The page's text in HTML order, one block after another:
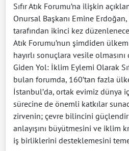
Sıfır Atık Forumu’na ilişkin
Onursal Başkanı Emine Erdoğan,
tarafından ikinci kez
Atık Forumu’nun şimdiden
hayırlı sonuçlara vesile olmasını
Giden Yol: İklim Eylemi Olarak
bulan forumda, 160’tan fazla
İstanbul’da, ortak evimiz dünya
sürecine de önemli katkılar
zirvenin; çevre bilincini
anlayışını büyütmesini ve iklim
iş birliklerini desteklemesini